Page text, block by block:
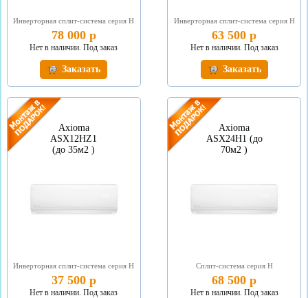
Инверторная сплит-система серия Н
78 000 р
Нет в наличии. Под заказ
Заказать
Инверторная сплит-система серия Н
63 500 р
Нет в наличии. Под заказ
Заказать
Axioma
ASX12HZ1
(до 35м2 )
Инверторная сплит-система серия Н
37 500 р
Нет в наличии. Под заказ
Axioma
ASX24H1 (до
70м2 )
Сплит-система серия Н
68 500 р
Нет в наличии. Под заказ